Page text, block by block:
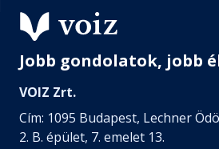
Jobb gondolatok, jobb
VOIZ Zrt.
Cím: 1095 Budapest, Lechner
2. B. épület, 7. emelet 13.